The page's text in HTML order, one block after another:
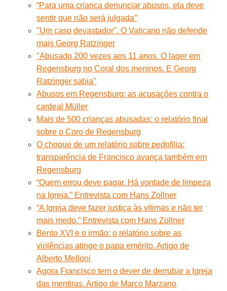
“Para uma criança denunciar abusos, ela deve
sentir que não será julgada”
"Um caso devastador". O Vaticano não defende
mais Georg Ratzinger
"Abusado 200 vezes aos 11 anos. O lager em
Regensburg no Coral dos meninos. E Georg
Ratzinger sabia"
Abusos em Regensburg: as acusações contra o
cardeal Müller
Mais de 500 crianças abusadas: o relatório final
sobre o Coro de Regensburg
O choque de um relatório sobre pedofilia:
transparência de Francisco avança também em
Regensburg
“Quem errou deve pagar. Há vontade de limpeza
na Igreja.” Entrevista com Hans Zollner
“A Igreja deve fazer justiça às vítimas e não ter
mais medo.” Entrevista com Hans Zollner
Bento XVI e o irmão: o relatório sobre as
violências atinge o papa emérito. Artigo de
Alberto Melloni
Agora Francisco tem o dever de derrubar a Igreja
das mentiras. Artigo de Marco Marzano